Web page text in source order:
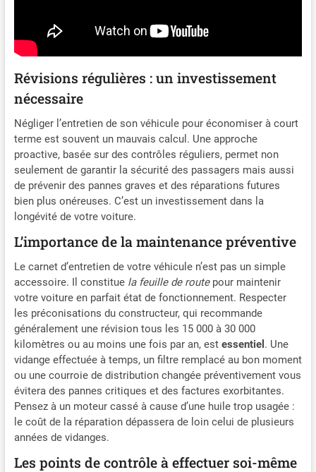
Révisions régulières : un investissement
nécessaire
Négliger l’entretien de son véhicule pour économiser à court
terme est souvent un mauvais calcul. Une approche
proactive, basée sur des contrôles réguliers, permet non
seulement de garantir la sécurité des passagers mais aussi
de prévenir des pannes graves et des réparations futures
bien plus onéreuses. C’est un investissement dans la
longévité de votre voiture.
L’importance de la maintenance préventive
Le carnet d’entretien de votre véhicule n’est pas un simple
accessoire. Il constitue la feuille de routepour maintenir
votre voiture en parfait état de fonctionnement. Respecter
les préconisations du constructeur, qui recommande
généralement une révision tous les 15 000 à 30 000
kilomètres ou au moins une fois par an, est essentiel . Une
vidange effectuée à temps, un filtre remplacé au bon moment
ou une courroie de distribution changée préventivement vous
évitera des pannes critiques et des factures exorbitantes.
Pensez à un moteur cassé à cause d’une huile trop usagée :
le coût de la réparation dépassera de loin celui de plusieurs
années de vidanges.
Les points de contrôle à effectuer soi-même